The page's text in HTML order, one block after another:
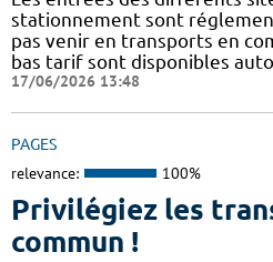
stationnement sont
pas venir en transports en
bas tarif sont disponibles
17/06/2026 13:48
PAGES
relevance: 100%
Privilégiez les
commun !